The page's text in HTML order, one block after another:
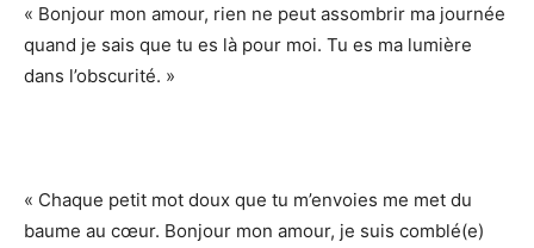
« Bonjour mon amour, rien ne peut assombrir ma journée
quand je sais que tu es là pour moi. Tu es ma lumière
dans l’obscurité. »
« Chaque petit mot doux que tu m’envoies me met du
baume au cœur. Bonjour mon amour, je suis comblé(e)